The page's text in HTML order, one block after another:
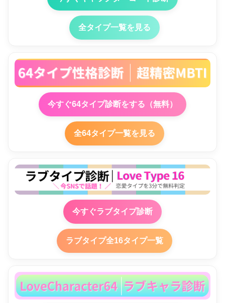
全タイプ一覧を見る
今すぐ64タイプ診断をする（無料）
全64タイプ一覧を見る
今すぐラブタイプ診断
ラブタイプ全16タイプ一覧